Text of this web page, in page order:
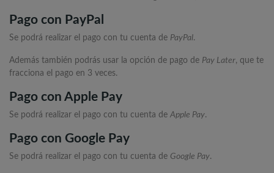
Pago con PayPal
Se podrá realizar el pago con tu cuenta de PayPal.
Además también podrás usar la opción de pago de Pay Later, que te
fracciona el pago en 3 veces.
Pago con Apple Pay
Se podrá realizar el pago con tu cuenta de Apple Pay.
Pago con Google Pay
Se podrá realizar el pago con tu cuenta de Google Pay.